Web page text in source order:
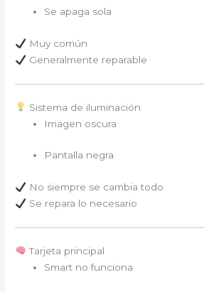
Se apaga sola
Muy común
Generalmente reparable
Sistema de iluminación
Imagen oscura
Pantalla negra
No siempre se cambia todo
Se repara lo necesario
Tarjeta principal
Smart no funciona